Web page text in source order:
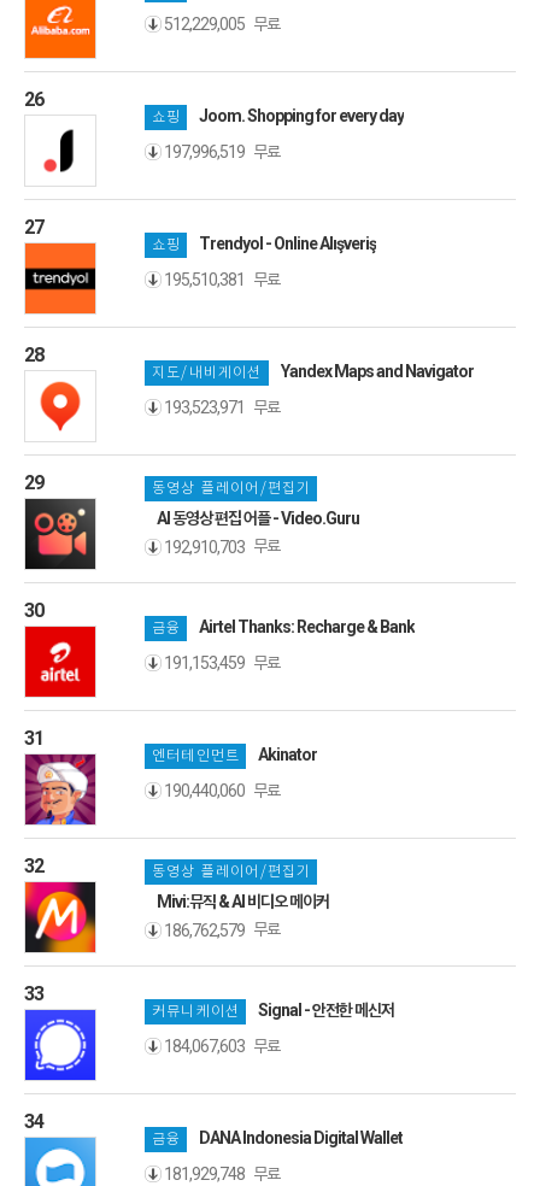
512,229,005 무료
26
쇼핑
Joom. Shopping for every day
197,996,519 무료
27
쇼핑
Trendyol - Online Alışveriş
195,510,381
무료
28
지도/내비게이션
Yandex Maps and Navigator
193,523,971
무료
29 동영상 플레이어/편집기
AI 동영상 편집 어플 - Video.Guru
192,910,703 무료
30
금융
Airtel Thanks: Recharge & Bank
191,153,459 무료
31
엔터테인먼트
Akinator
190,440,060 무료
32 동영상 플레이어/편집기
Mivi:뮤직 & AI 비디오 메이커
186,762,579 무료
33
커뮤니케이션
Signal - 안전한 메신저
184,067,603 무료
34
금융
DANA Indonesia Digital Wallet
181,929,748 무료